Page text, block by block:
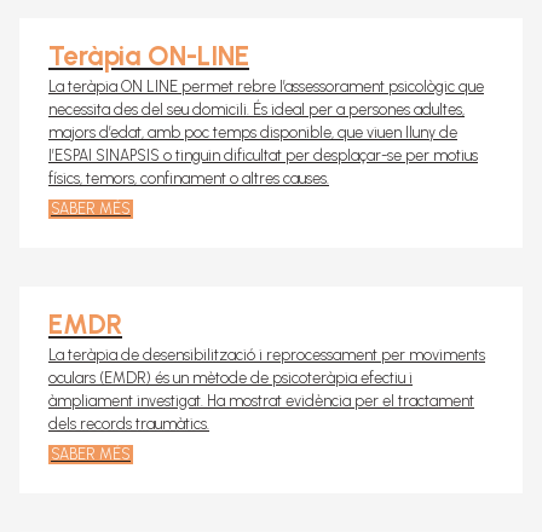
Teràpia ON-LINE
La teràpia ON LINE permet rebre l’assessorament psicològic que
necessita des del seu domicili. És ideal per a persones adultes,
majors d’edat, amb poc temps disponible, que viuen lluny de
l’ESPAI SINAPSIS o tinguin dificultat per desplaçar-se per motius
físics, temors, confinament o altres causes.
SABER MÉS
EMDR
La teràpia de desensibilització i reprocessament per moviments
oculars (EMDR) és un mètode de psicoteràpia efectiu i
àmpliament investigat. Ha mostrat evidència per el tractament
dels records traumàtics.
SABER MÉS